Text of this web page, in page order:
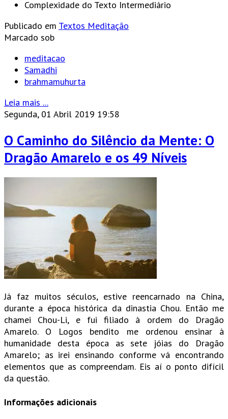
Complexidade do Texto Intermediário
Publicado em Textos Meditação
Marcado sob
meditacao
Samadhi
brahmamuhurta
Leia mais ...
Segunda, 01 Abril 2019 19:58
O Caminho do Silêncio da Mente: O
Dragão Amarelo e os 49 Níveis
Já faz muitos séculos, estive reencarnado na China,
durante a época histórica da dinastia Chou. Então me
chamei Chou-Li, e fui filiado à ordem do Dragão
Amarelo. O Logos bendito me ordenou ensinar à
humanidade desta época as sete jóias do Dragão
Amarelo; as irei ensinando conforme vá encontrando
elementos que as compreendam. Eis aí o ponto difícil
da questão.
Informações adicionais